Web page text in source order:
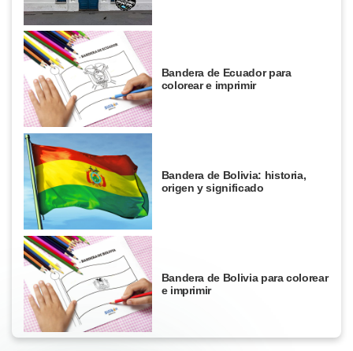
Bandera de Ecuador para
colorear e imprimir
Bandera de Bolivia: historia,
origen y significado
Bandera de Bolivia para colorear
e imprimir